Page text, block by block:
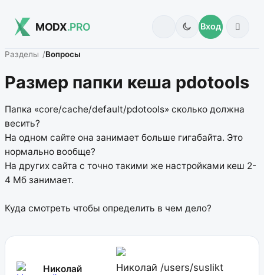
MODX.PRO Вход
Разделы Вопросы
Размер папки кеша pdotools
Папка «core/cache/default/pdotools» сколько должна
весить?
На одном сайте она занимает больше гигабайта. Это
нормально вообще?
На других сайта с точно такими же настройками кеш 2-
4 Мб занимает.
Куда смотреть чтобы определить в чем дело?
Николай Николай /users/suslikt